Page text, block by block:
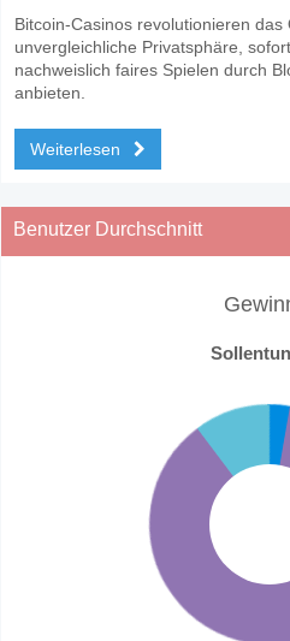
Bitcoin-Casinos revolutionieren
unvergleichliche Privatsphäre,
nachweislich faires Spielen durch
anbieten.
Weiterlesen
Benutzer Durchschnitt